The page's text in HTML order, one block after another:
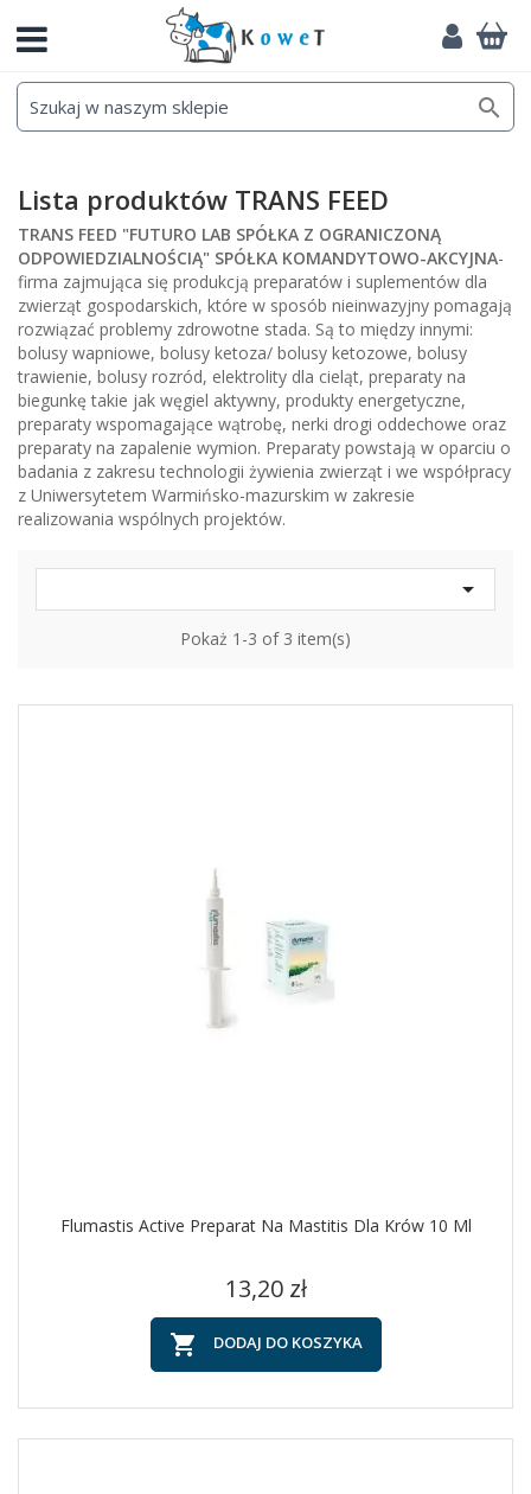

Lista produktów TRANS FEED
TRANS FEED "FUTURO LAB SPÓŁKA Z OGRANICZONĄ
ODPOWIEDZIALNOŚCIĄ" SPÓŁKA KOMANDYTOWO-AKCYJNA-
firma zajmująca się produkcją preparatów i suplementów dla
zwierząt gospodarskich, które w sposób nieinwazyjny pomagają
rozwiązać problemy zdrowotne stada. Są to między innymi:
bolusy wapniowe, bolusy ketoza/ bolusy ketozowe, bolusy
trawienie, bolusy rozród, elektrolity dla cieląt, preparaty na
biegunkę takie jak węgiel aktywny, produkty energetyczne,
preparaty wspomagające wątrobę, nerki drogi oddechowe oraz
preparaty na zapalenie wymion. Preparaty powstają w oparciu o
badania z zakresu technologii żywienia zwierząt i we współpracy
z Uniwersytetem Warmińsko-mazurskim w zakresie
realizowania wspólnych projektów.

Pokaż 1-3 of 3 item(s)
Flumastis Active Preparat Na Mastitis Dla Krów 10 Ml
Cena
13,20 zł
 DODAJ DO KOSZYKA